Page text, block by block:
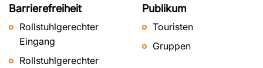
Barrierefreiheit
Rollstuhlgerechter
Eingang
Rollstuhlgerechter
Publikum
Touristen
Gruppen